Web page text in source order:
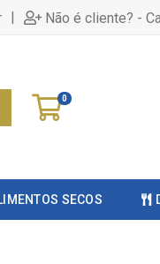
| Não é cliente? -
0
SECOS